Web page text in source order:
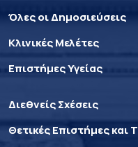
Όλες οι Δημοσιεύσεις
Κλινικές Μελέτες
Επιστήμες Υγείας
Διεθνείς Σχέσεις
Θετικές Επιστήμες και